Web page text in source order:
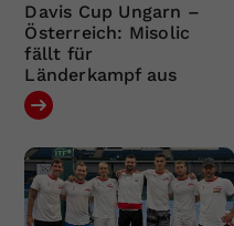
Davis Cup Ungarn –
Österreich: Misolic
fällt für
Länderkampf aus